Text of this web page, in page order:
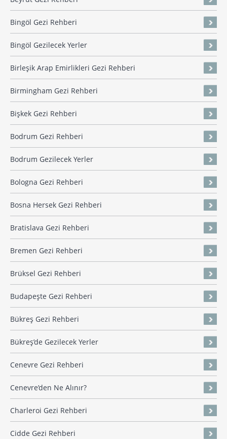
Bingöl Gezi Rehberi
Bingöl Gezilecek Yerler
Birleşik Arap Emirlikleri Gezi Rehberi
Birmingham Gezi Rehberi
Bişkek Gezi Rehberi
Bodrum Gezi Rehberi
Bodrum Gezilecek Yerler
Bologna Gezi Rehberi
Bosna Hersek Gezi Rehberi
Bratislava Gezi Rehberi
Bremen Gezi Rehberi
Brüksel Gezi Rehberi
Budapeşte Gezi Rehberi
Bükreş Gezi Rehberi
Bükreş’de Gezilecek Yerler
Cenevre Gezi Rehberi
Cenevre’den Ne Alınır?
Charleroi Gezi Rehberi
Cidde Gezi Rehberi